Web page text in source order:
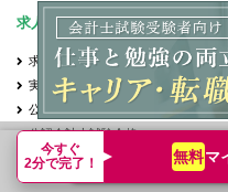
今すぐ
2分で完了！
無料マ
簡単無料 転
求人情報
求人検索
実名公開企業
公認会計士
公認会計士試験合格
USCPA（米国公認会計士）
監査法人